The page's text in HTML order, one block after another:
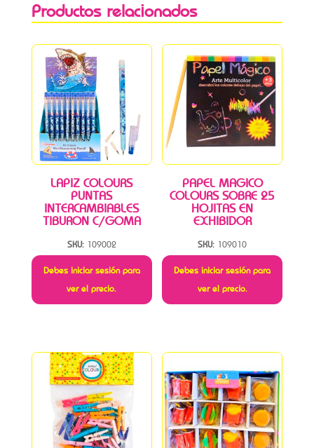
Productos relacionados
LAPIZ COLOURS
PUNTAS
INTERCAMBIABLES
TIBURON C/GOMA
SKU: 109002
Debes iniciar sesión para
ver el precio.
PAPEL MAGICO
COLOURS SOBRE 25
HOJITAS EN
EXHIBIDOR
SKU: 109010
Debes iniciar sesión para
ver el precio.